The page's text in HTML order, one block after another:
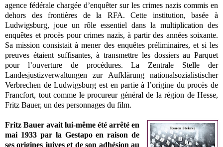
agence fédérale chargée d’enquêter sur les crimes nazis commis en
dehors des frontières de la RFA. Cette institution, basée à
Ludwigsburg, joue un rôle essentiel dans la multiplication des
enquêtes et procès pour crimes nazis, à partir des années soixante.
Sa mission consistait à mener des enquêtes préliminaires, et si les
preuves étaient suffisantes, à transmettre les dossiers au Parquet
pour l’ouverture de procédures. La Zentrale Stelle der
Landesjustizverwaltungen zur Aufklärung nationalsozialistischer
Verbrechen de Ludwigsburg est en partie à l’origine du procès de
Francfort, tout comme le procureur général de la région de Hesse,
Fritz Bauer, un des personnages du film.
Fritz Bauer avait lui-même été arrêté en
mai 1933 par la Gestapo en raison de
ses origines juives et de son adhésion au